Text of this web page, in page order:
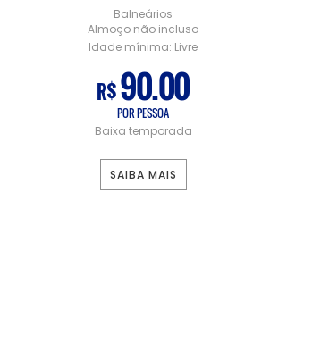
Balneários
Almoço não incluso
Idade mínima: Livre
R$90.00
POR PESSOA
Baixa temporada
SAIBA MAIS